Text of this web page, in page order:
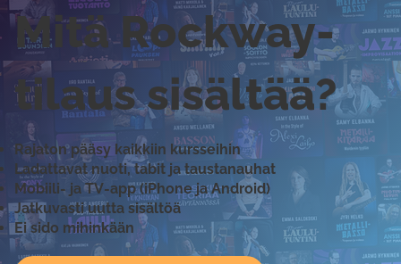
Mitä Rockway-
tilaus sisältää?
Rajaton pääsy kaikkiin kursseihin
Ladattavat nuoti, tabit ja taustanauhat
Mobiili- ja TV-app (iPhone ja Android)
Jatkuvasti uutta sisältöä
Ei sido mihinkään